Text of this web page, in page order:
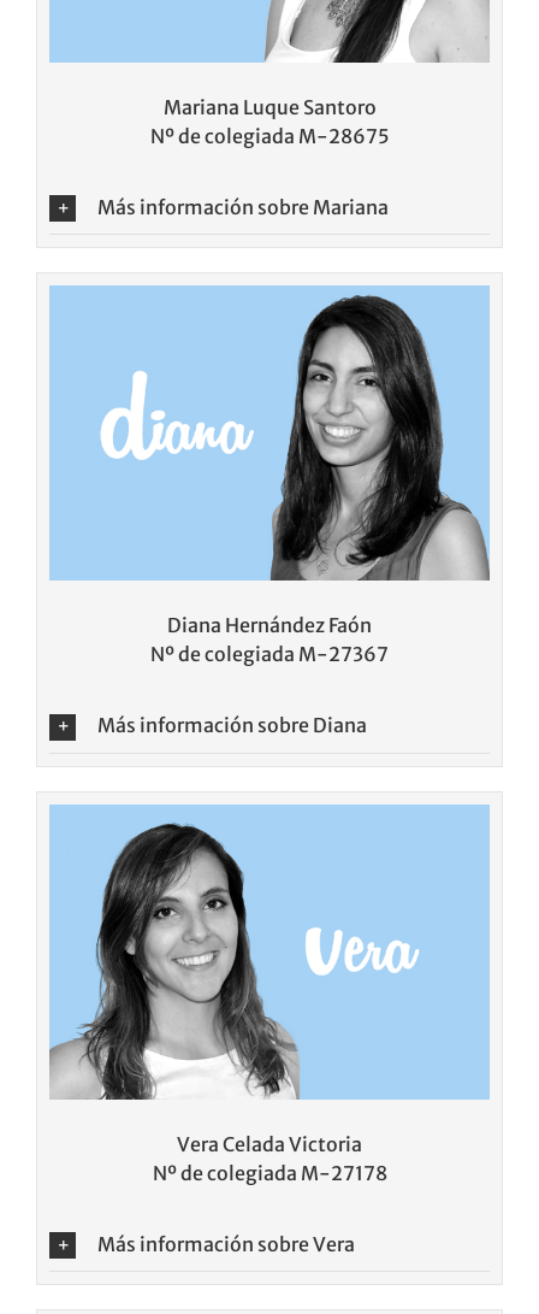
Mariana Luque Santoro
Nº de colegiada M-28675
Más información sobre Mariana
Diana Hernández Faón
Nº de colegiada M-27367
Más información sobre Diana
Vera Celada Victoria
Nº de colegiada M-27178
Más información sobre Vera